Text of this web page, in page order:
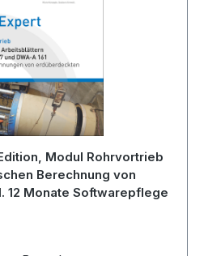
Modul Rohrvortrieb
Berechnung von
12 Monate Softwarepflege